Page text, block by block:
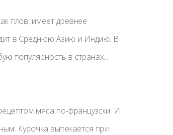
плов, имеет древнее
в Среднюю Азию и Индию. В
популярность в странах...
мяса по-французски. И
Курочка выпекается при